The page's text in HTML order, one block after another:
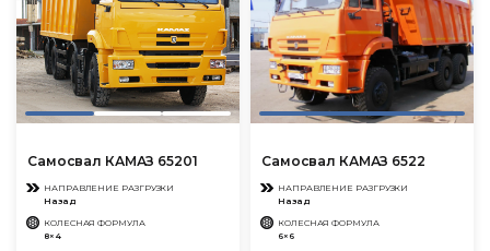
Самосвал КАМАЗ 65201
НАПРАВЛЕНИЕ РАЗГРУЗКИ
Назад
КОЛЕСНАЯ ФОРМУЛА
8×4
Самосвал КАМАЗ 6522
НАПРАВЛЕНИЕ РАЗГРУЗКИ
Назад
КОЛЕСНАЯ ФОРМУЛА
6×6